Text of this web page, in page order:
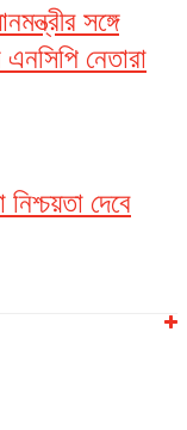
সঙ্গে
নেতারা
দেবে